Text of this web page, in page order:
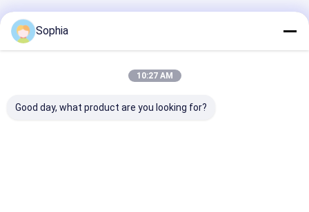
Geadviseerde Producten
Sophia
10:27 AM
Good day, what product are you looking for?